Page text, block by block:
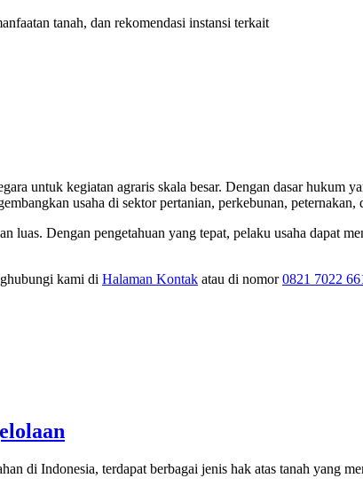
tanah, dan rekomendasi instansi terkait
untuk kegiatan agraris skala besar. Dengan dasar hukum
usaha di sektor pertanian, perkebunan, peternakan,
luas. Dengan pengetahuan yang tepat, pelaku usaha dapat
kami di Halaman Kontak atau di nomor0821 7022
di Indonesia, terdapat berbagai jenis hak atas tanah yang